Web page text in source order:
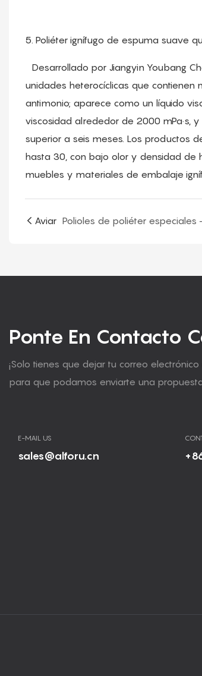
5. Poliéter ignífugo de espuma suave
Desarrollado por Jiangyin Youbang
unidades heterocíclicas que contienen
antimonio; aparece como un líquido
viscosidad alrededor de 2000 mPa·s,
superior a seis meses. Los productos
hasta 30, con bajo olor y densidad de
muebles y materiales de embalaje
Aviar
Ponte En Contacto
¡Solo tienes que dejar tu correo
para que podamos enviarte una
E-MAIL US
sales@alforu.cn